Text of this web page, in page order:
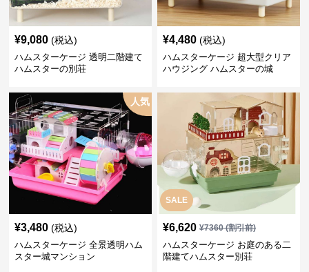
¥9,080 (税込)
ハムスターケージ 透明二階建て
ハムスターの別荘
¥4,480 (税込)
ハムスターケージ 超大型クリア
ハウジング ハムスターの城
人気
¥3,480 (税込)
ハムスターケージ 全景透明ハム
スター城マンション
SALE
¥6,620 ¥7360(割引前)
ハムスターケージ お庭のある二
階建てハムスター別荘